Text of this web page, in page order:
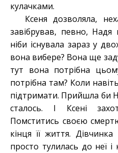
кулачками.
Ксеня дозволяла,
завібрував, певно, Надя
ніби існувала зараз у
вона вибере? Вона ще
тут вона потрібна
потрібна там? Коли
підтримати. Прийшла би
сталось. І Ксені
Помститись своєю
кінця її життя.
просто тулилась до неї